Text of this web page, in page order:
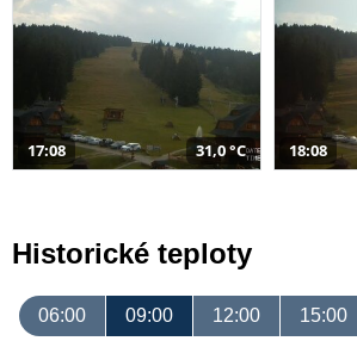
17:08 31,0 °C 18:08
Historické teploty
06:00 09:00 12:00 15:00